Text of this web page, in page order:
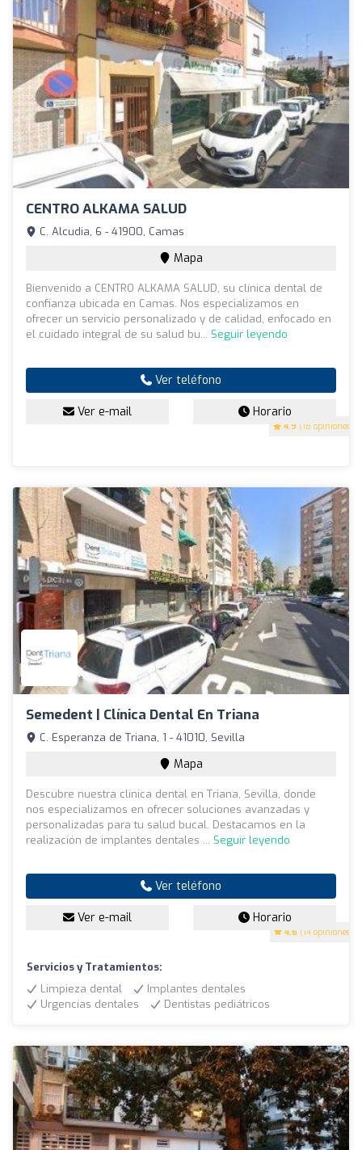
CENTRO ALKAMA SALUD
4.9 (18 opiniones)
C. Alcudia, 6 - 41900, Camas
Mapa
Bienvenido a CENTRO ALKAMA SALUD, su clínica dental de
confianza ubicada en Camas. Nos especializamos en
ofrecer un servicio personalizado y de calidad, enfocado en
el cuidado integral de su salud bu... Seguir leyendo
Ver teléfono
Ver e-mail Horario
Semedent | Clínica Dental En Triana
4.6 (14 opiniones)
C. Esperanza de Triana, 1 - 41010, Sevilla
Mapa
Descubre nuestra clínica dental en Triana, Sevilla, donde
nos especializamos en ofrecer soluciones avanzadas y
personalizadas para tu salud bucal. Destacamos en la
realización de implantes dentales ... Seguir leyendo
Ver teléfono
Ver e-mail Horario
Servicios y Tratamientos:
Limpieza dental
Implantes dentales
Urgencias dentales
Dentistas pediátricos